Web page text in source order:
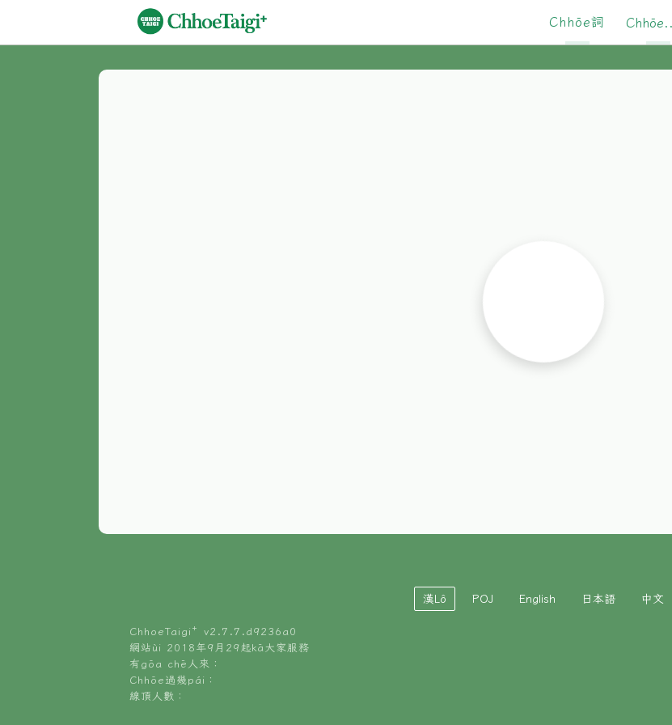
Chhōe詞 Chhōe...
漢Lô POJ English 日本語 中文
ChhoeTaigi⁺ v2.7.7.d9236a0
網站ùi 2018年9月29起kā大家服務
有gōa chē人來：
Chhōe過幾pái：
線頂人數：